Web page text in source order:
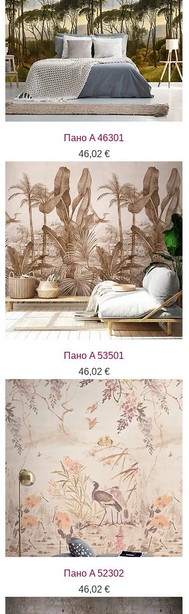
Пано A 46301
Цена
46,02 €
Пано A 53501
Цена
46,02 €
Пано A 52302
Цена
46,02 €